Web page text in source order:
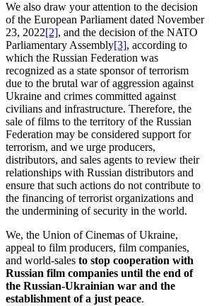
We also draw your attention to the decision
of the European Parliament dated November
23, 2022[2], and the decision of the NATO
Parliamentary Assembly[3], according to
which the Russian Federation was
recognized as a state sponsor of terrorism
due to the brutal war of aggression against
Ukraine and crimes committed against
civilians and infrastructure. Therefore, the
sale of films to the territory of the Russian
Federation may be considered support for
terrorism, and we urge producers,
distributors, and sales agents to review their
relationships with Russian distributors and
ensure that such actions do not contribute to
the financing of terrorist organizations and
the undermining of security in the world.
We, the Union of Cinemas of Ukraine,
appeal to film producers, film companies,
and world-sales to stop cooperation with
Russian film companies until the end of
the Russian-Ukrainian war and the
establishment of a just peace.